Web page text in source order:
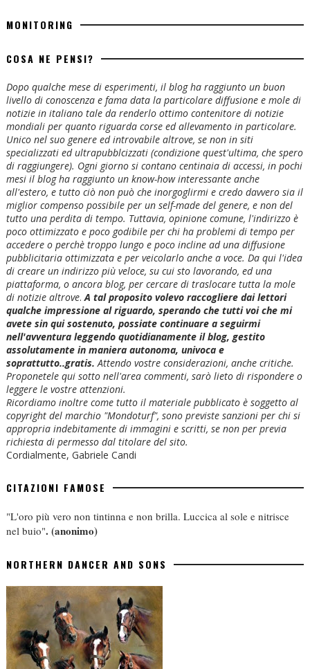
MONITORING
COSA NE PENSI?
Dopo qualche mese di esperimenti, il blog ha raggiunto un buon
livello di conoscenza e fama data la particolare diffusione e mole di
notizie in italiano tale da renderlo ottimo contenitore di notizie
mondiali per quanto riguarda corse ed allevamento in particolare.
Unico nel suo genere ed introvabile altrove, se non in siti
specializzati ed ultrapubblcizzati (condizione quest'ultima, che spero
di raggiungere). Ogni giorno si contano centinaia di accessi, in pochi
mesi il blog ha raggiunto un know-how interessante anche
all'estero, e tutto ciò non può che inorgoglirmi e credo davvero sia il
miglior compenso possibile per un self-made del genere, e non del
tutto una perdita di tempo. Tuttavia, opinione comune, l'indirizzo è
poco ottimizzato e poco godibile per chi ha problemi di tempo per
accedere o perchè troppo lungo e poco incline ad una diffusione
pubblicitaria ottimizzata e per veicolarlo anche a voce. Da qui l'idea
di creare un indirizzo più veloce, su cui sto lavorando, ed una
piattaforma, o ancora blog, per cercare di traslocare tutta la mole
di notizie altrove. A tal proposito volevo raccogliere dai lettori
qualche impressione al riguardo, sperando che tutti voi che mi
avete sin qui sostenuto, possiate continuare a seguirmi
nell'avventura leggendo quotidianamente il blog, gestito
assolutamente in maniera autonoma, univoca e
soprattutto..gratis. Attendo vostre considerazioni, anche critiche.
Proponetele qui sotto nell'area commenti, sarò lieto di rispondere o
leggere le vostre attenzioni.
Ricordiamo inoltre come tutto il materiale pubblicato è soggetto al
copyright del marchio "Mondoturf", sono previste sanzioni per chi si
appropria indebitamente di immagini e scritti, se non per previa
richiesta di permesso dal titolare del sito.
Cordialmente, Gabriele Candi
CITAZIONI FAMOSE
"L'oro più vero non tintinna e non brilla. Luccica al sole e nitrisce
nel buio". (anonimo)
NORTHERN DANCER AND SONS